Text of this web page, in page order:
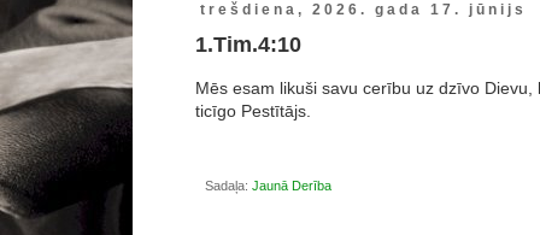
trešdiena, 2026. gada 17. jūnijs
1.Tim.4:10
Mēs esam likuši savu cerību uz dzīvo Dievu,
ticīgo Pestītājs.
Sadaļa: Jaunā Derība